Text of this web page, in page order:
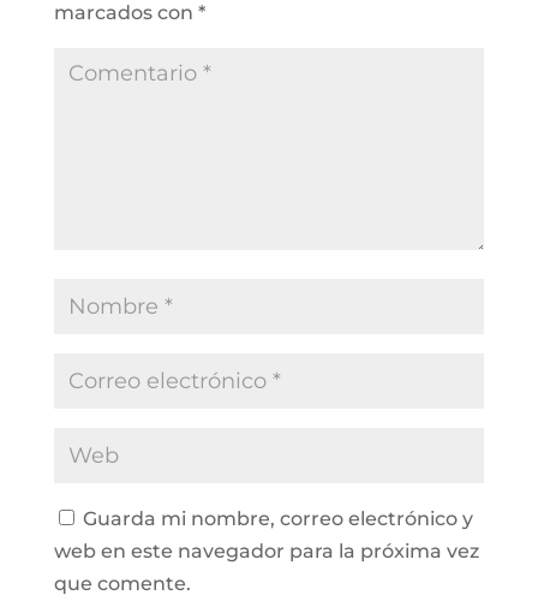
marcados con *
Guarda mi nombre, correo electrónico y
web en este navegador para la próxima vez
que comente.